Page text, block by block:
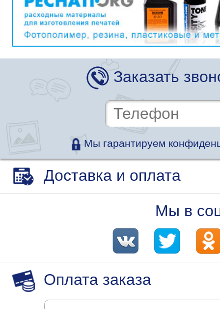
Заказать
Мы гарантируем
Доставка и оплата
Мы в
Оплата заказа